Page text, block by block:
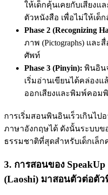
ให้เด็กคุ้นเคยกับเสียงแ
ตัวหนังสือ เพื่อไม่ให้เด็
Phase 2 (Recognizing
ภาพ (Pictographs) แล
ศัพท์
Phase 3 (Pinyin): พินอิน
เริ่มอ่านเขียนได้คล่องแ
ออกเสียงและพิมพ์คอมพิ
การเริ่มสอนพินอินเร็วเกินไป
ภาษาอังกฤษได้ ดังนั้นระบบข
ธรรมชาติที่สุดสำหรับเด็กเล็ก
3. การสอนของ
(Laoshi) มาสอนตัวต่อตัว